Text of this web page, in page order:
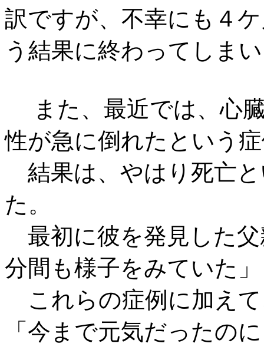
訳ですが、不幸にも４
う結果に終わってしま
また、最近では、心
性が急に倒れたという
結果は、やはり死亡
た。
最初に彼を発見した
分間も様子をみていた
これらの症例に加え
「今まで元気だったの